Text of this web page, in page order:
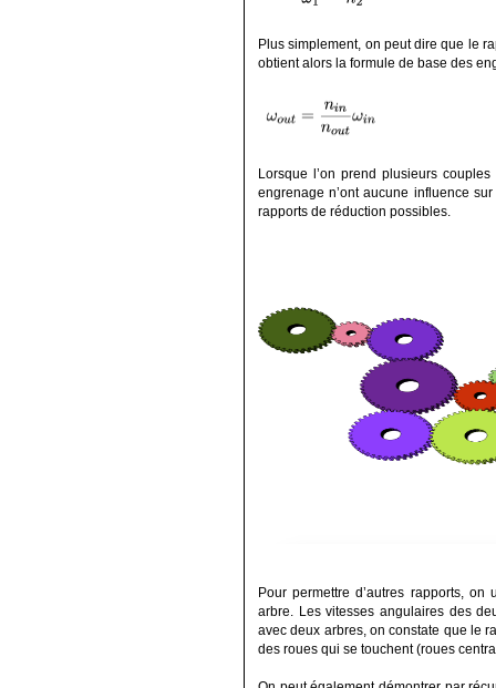
Plus simplement, on peut dire que le
obtient alors la formule de base des
Lorsque l’on prend plusieurs
engrenage n’ont aucune influence
rapports de réduction possibles.
Pour permettre d’autres rapports,
arbre. Les vitesses angulaires des
avec deux arbres, on constate que le
des roues qui se touchent (roues